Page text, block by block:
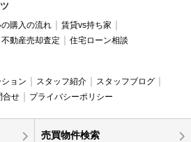
購入の流れ
賃貸vs持ち家
不動産売却査定 住宅ローン相談
ョン スタッフ紹介
スタッフブログ
合せ プライバシーポリシー
売買物件検索